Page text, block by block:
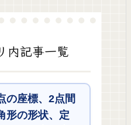
内記事一覧
の座標、2点間
形の形状、定